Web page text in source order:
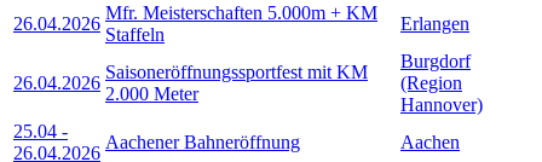
26.04.2026
Mfr. Meisterschaften 5.000m + KM
Staffeln
Erlangen
26.04.2026
Saisoneröffnungssportfest mit KM
2.000 Meter
Burgdorf
(Region
Hannover)
25.04 -
26.04.2026
Aachener Bahneröffnung
Aachen